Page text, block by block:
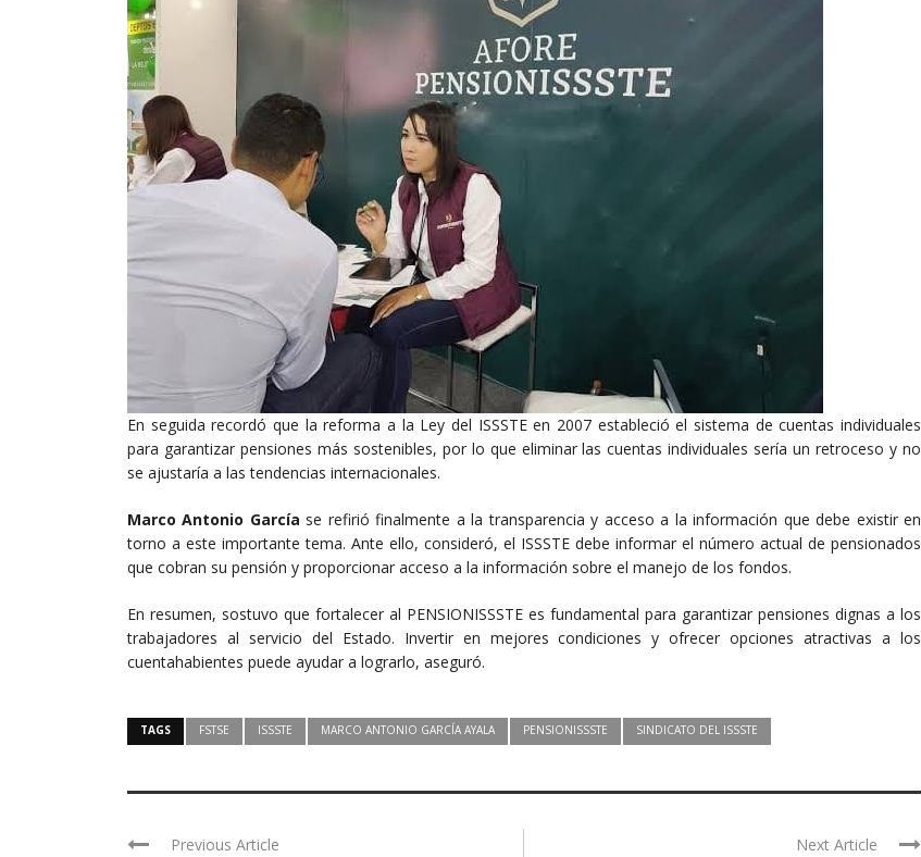
En seguida recordó que la reforma a la Ley del ISSSTE en 2007 estableció el sistema de cuentas individuales
para garantizar pensiones más sostenibles, por lo que eliminar las cuentas individuales sería un retroceso y no
se ajustaría a las tendencias internacionales.
Marco Antonio García se refirió finalmente a la transparencia y acceso a la información que debe existir en
torno a este importante tema. Ante ello, consideró, el ISSSTE debe informar el número actual de pensionados
que cobran su pensión y proporcionar acceso a la información sobre el manejo de los fondos.
En resumen, sostuvo que fortalecer al PENSIONISSSTE es fundamental para garantizar pensiones dignas a los
trabajadores al servicio del Estado. Invertir en mejores condiciones y ofrecer opciones atractivas a los
cuentahabientes puede ayudar a lograrlo, aseguró.
TAGS FSTSE ISSSTE MARCO ANTONIO GARCÍA AYALA PENSIONISSSTE SINDICATO DEL ISSSTE
Previous Article Next Article